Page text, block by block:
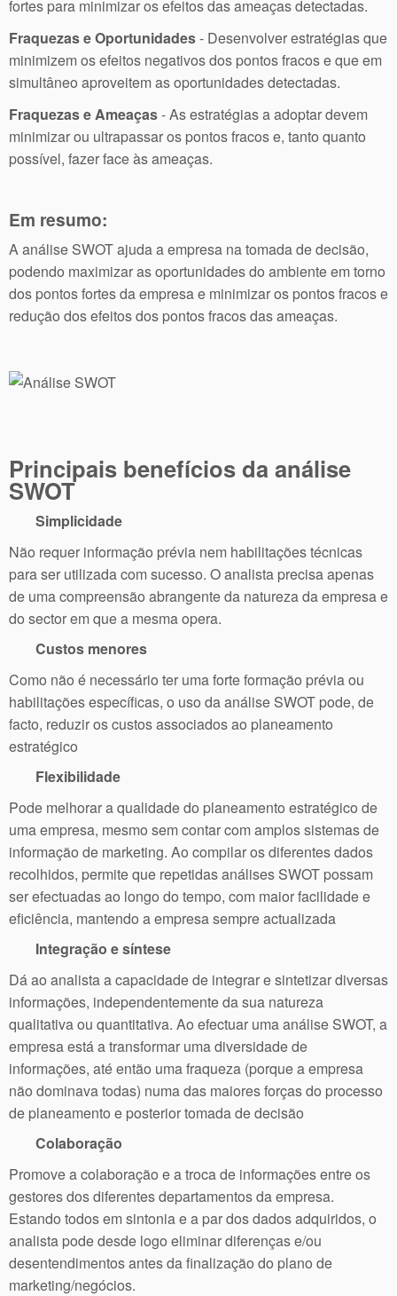
fortes para minimizar os efeitos das ameaças detectadas.
Fraquezas e Oportunidades- Desenvolver estratégias que
minimizem os efeitos negativos dos pontos fracos e que em
simultâneo aproveitem as oportunidades detectadas.
Fraquezas e Ameaças- As estratégias a adoptar devem
minimizar ou ultrapassar os pontos fracos e, tanto quanto
possível, fazer face às ameaças.
Em resumo:
A análise SWOT ajuda a empresa na tomada de decisão,
podendo maximizar as oportunidades do ambiente em torno
dos pontos fortes da empresa e minimizar os pontos fracos e
redução dos efeitos dos pontos fracos das ameaças.
Principais benefícios da análise
SWOT
Simplicidade
Não requer informação prévia nem habilitações técnicas
para ser utilizada com sucesso. O analista precisa apenas
de uma compreensão abrangente da natureza da empresa e
do sector em que a mesma opera.
Custos menores
Como não é necessário ter uma forte formação prévia ou
habilitações específicas, o uso da análise SWOT pode, de
facto, reduzir os custos associados ao planeamento
estratégico
Flexibilidade
Pode melhorar a qualidade do planeamento estratégico de
uma empresa, mesmo sem contar com amplos sistemas de
informação de marketing. Ao compilar os diferentes dados
recolhidos, permite que repetidas análises SWOT possam
ser efectuadas ao longo do tempo, com maior facilidade e
eficiência, mantendo a empresa sempre actualizada
Integração e síntese
Dá ao analista a capacidade de integrar e sintetizar diversas
informações, independentemente da sua natureza
qualitativa ou quantitativa. Ao efectuar uma análise SWOT, a
empresa está a transformar uma diversidade de
informações, até então uma fraqueza (porque a empresa
não dominava todas) numa das maiores forças do processo
de planeamento e posterior tomada de decisão
Colaboração
Promove a colaboração e a troca de informações entre os
gestores dos diferentes departamentos da empresa.
Estando todos em sintonia e a par dos dados adquiridos, o
analista pode desde logo eliminar diferenças e/ou
desentendimentos antes da finalização do plano de
marketing/negócios.